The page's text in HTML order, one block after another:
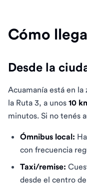
Cómo
Desde la
Acuamanía está en la
la Ruta 3, a unos 10
minutos. Si no tenés
Ómnibus local:
con frecuencia
Taxi/remise:
desde el centro